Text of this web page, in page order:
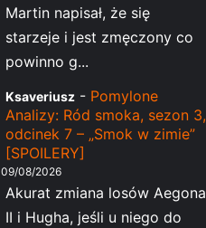
Martin napisał, że się
starzeje i jest zmęczony co
powinno g...
Ksaveriusz - Pomylone
Analizy: Ród smoka, sezon 3,
odcinek 7 – „Smok w zimie”
[SPOILERY]
09/08/2026
Akurat zmiana losów Aegona
II i Hugha, jeśli u niego do